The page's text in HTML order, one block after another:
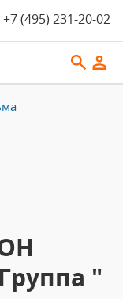
+7 (495) 231-20-02
"